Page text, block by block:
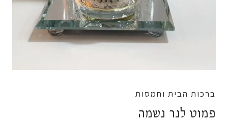
ברכות הבית וחמסות
פמוט לנר נשמה